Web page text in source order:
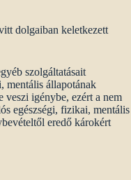
dolgaiban keletkezett
szolgáltatásait
mentális állapotának
veszi igénybe, ezért a nem
egészségi, fizikai, mentális
eredő károkért